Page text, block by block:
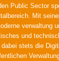
Public Sector
Mit
verwaltung
und
stets die